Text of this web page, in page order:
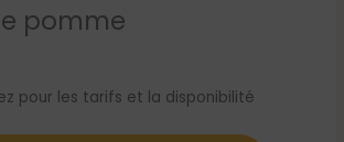
pomme
pour les tarifs et la disponibilité